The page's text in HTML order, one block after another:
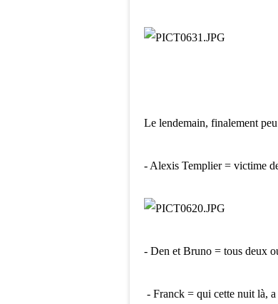
Le lendemain, finalement
- Alexis Templier = victime
- Den et Bruno = tous deux
- Franck = qui cette nuit là,